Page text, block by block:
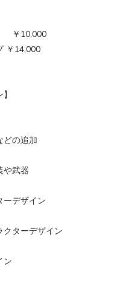
￥10,000
￥14,000
情差分
飾品などの追加
い衣装や武器
ラクターデザイン
ャラクターデザイン
器デザイン
スプレイ